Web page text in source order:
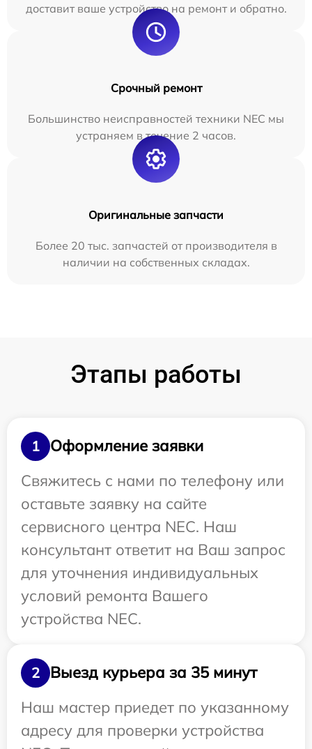
доставит ваше устройство на ремонт и обратно.
Срочный ремонт
Большинство неисправностей техники NEC мы
устраняем в течение 2 часов.
Оригинальные запчасти
Более 20 тыс. запчастей от производителя в
наличии на собственных складах.
Этапы работы
1
Оформление заявки
Свяжитесь с нами по телефону или
оставьте заявку на сайте
сервисного центра NEC. Наш
консультант ответит на Ваш запрос
для уточнения индивидуальных
условий ремонта Вашего
устройства NEC.
2
Выезд курьера за 35 минут
Наш мастер приедет по указанному
адресу для проверки устройства